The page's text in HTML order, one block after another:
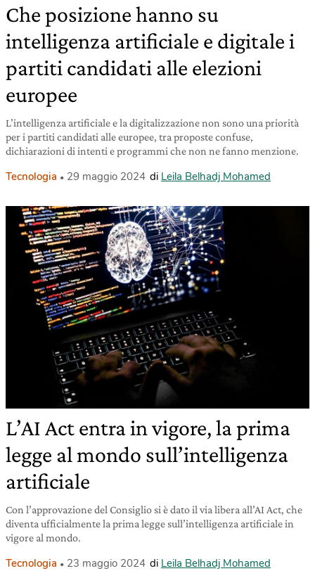
Che posizione hanno su
intelligenza artificiale e digitale i
partiti candidati alle elezioni
europee
L’intelligenza artificiale e la digitalizzazione non sono una priorità
per i partiti candidati alle europee, tra proposte confuse,
dichiarazioni di intenti e programmi che non ne fanno menzione.
Tecnologia 29 maggio 2024 di Leila Belhadj Mohamed
L’AI Act entra in vigore, la prima
legge al mondo sull’intelligenza
artificiale
Con l’approvazione del Consiglio si è dato il via libera all’AI Act, che
diventa ufficialmente la prima legge sull’intelligenza artificiale in
vigore al mondo.
Tecnologia 23 maggio 2024 di Leila Belhadj Mohamed